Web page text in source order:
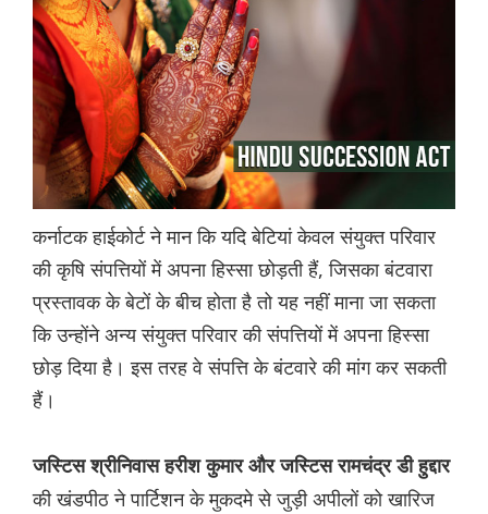
कर्नाटक हाईकोर्ट ने मान कि यदि बेटियां केवल संयुक्त परिवार
की कृषि संपत्तियों में अपना हिस्सा छोड़ती हैं, जिसका बंटवारा
प्रस्तावक के बेटों के बीच होता है तो यह नहीं माना जा सकता
कि उन्होंने अन्य संयुक्त परिवार की संपत्तियों में अपना हिस्सा
छोड़ दिया है। इस तरह वे संपत्ति के बंटवारे की मांग कर सकती
हैं।
जस्टिस श्रीनिवास हरीश कुमार और जस्टिस रामचंद्र डी हुद्दार
की खंडपीठ ने पार्टिशन के मुकदमे से जुड़ी अपीलों को खारिज